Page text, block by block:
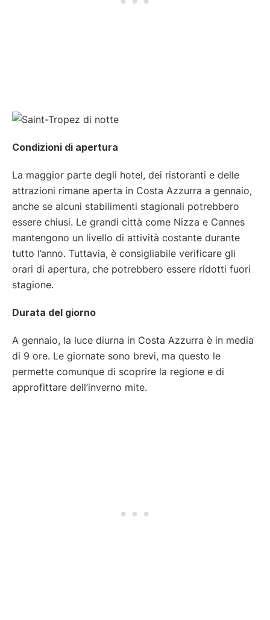
Condizioni di apertura
La maggior parte degli hotel, dei ristoranti e delle
attrazioni rimane aperta in Costa Azzurra a gennaio,
anche se alcuni stabilimenti stagionali potrebbero
essere chiusi. Le grandi città come Nizza e Cannes
mantengono un livello di attività costante durante
tutto l’anno. Tuttavia, è consigliabile verificare gli
orari di apertura, che potrebbero essere ridotti fuori
stagione.
Durata del giorno
A gennaio, la luce diurna in Costa Azzurra è in media
di 9 ore. Le giornate sono brevi, ma questo le
permette comunque di scoprire la regione e di
approfittare dell’inverno mite.